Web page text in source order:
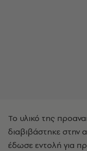
Το υλικό της
διαβιβάστηκε στην
έδωσε εντολή για